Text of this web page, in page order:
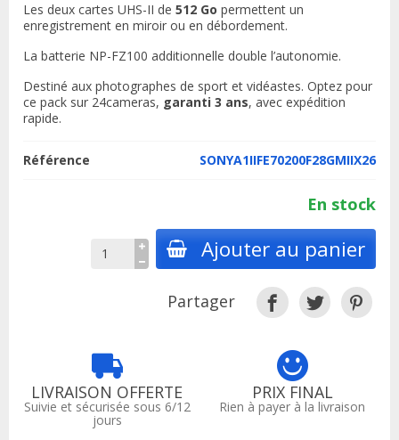
Les deux cartes UHS-II de 512 Go permettent un
enregistrement en miroir ou en débordement.
La batterie NP-FZ100 additionnelle double l’autonomie.
Destiné aux photographes de sport et vidéastes. Optez pour
ce pack sur 24cameras, garanti 3 ans, avec expédition
rapide.
Référence SONYA1IIFE70200F28GMIIX26
En stock
Ajouter au panier
Partager
LIVRAISON OFFERTE
Suivie et sécurisée sous 6/12
jours
PRIX FINAL
Rien à payer à la livraison